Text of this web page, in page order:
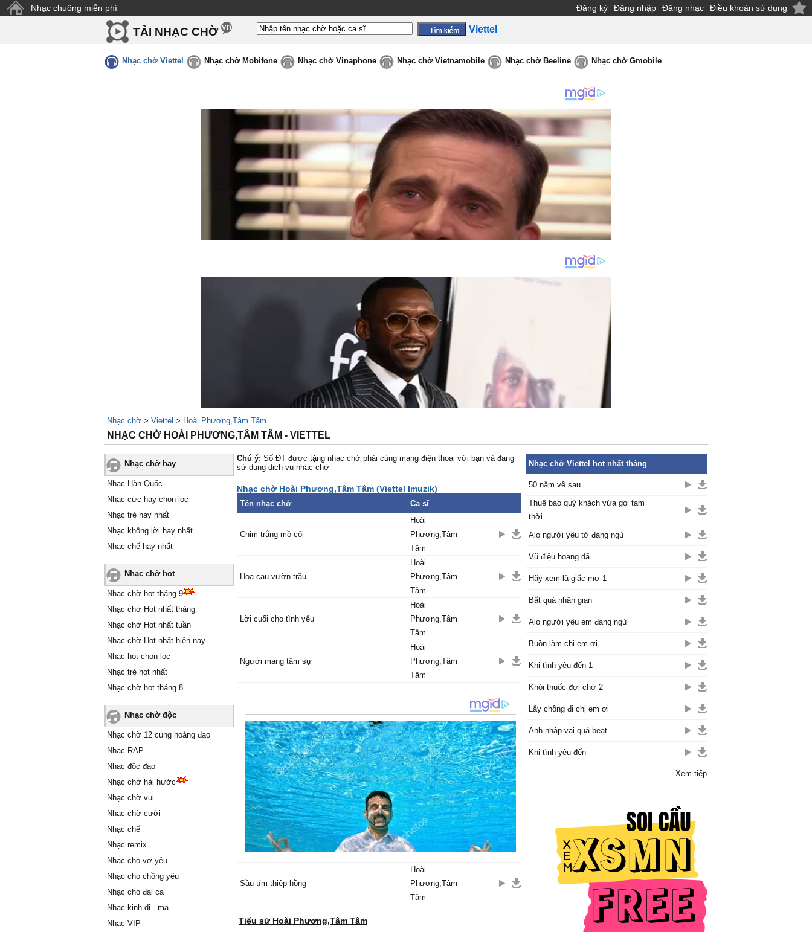
Nhạc chuông miễn phí Đăng ký Đăng nhập Đăng nhạc Điều khoản sử dụng
TẢI NHẠC CHỜ Viettel
Nhạc chờ Viettel Nhạc chờ Mobifone Nhạc chờ Vinaphone Nhạc chờ Vietnamobile Nhạc chờ Beeline Nhạc chờ Gmobile
Nhạc chờ > Viettel > Hoài Phương,Tâm Tâm
NHẠC CHỜ HOÀI PHƯƠNG,TÂM TÂM - VIETTEL
Nhạc chờ hay
Nhạc Hàn Quốc
Nhạc cực hay chọn lọc
Nhạc trẻ hay nhất
Nhạc không lời hay nhất
Nhạc chế hay nhất
Nhạc chờ hot
Nhạc chờ hot tháng 9
Nhạc chờ Hot nhất tháng
Nhạc chờ Hot nhất tuần
Nhạc chờ Hot nhất hiện nay
Nhạc hot chọn lọc
Nhạc trẻ hot nhất
Nhạc chờ hot tháng 8
Nhạc chờ độc
Nhạc chờ 12 cung hoàng đạo
Nhạc RAP
Nhạc độc đáo
Nhạc chờ hài hước
Nhạc chờ vui
Nhạc chờ cười
Nhạc chế
Nhạc remix
Nhạc cho vợ yêu
Nhạc cho chồng yêu
Nhạc cho đại ca
Nhạc kinh dị - ma
Nhạc VIP
Chú ý: Số ĐT được tặng nhạc chờ phải cùng mạng điện thoại với bạn và đang
sử dụng dịch vụ nhạc chờ
Nhạc chờ Hoài Phương,Tâm Tâm (Viettel Imuzik)
Tên nhạc chờ Ca sĩ
Chim trắng mồ côi
Hoài
Phương,Tâm
Tâm
Hoa cau vườn trầu
Hoài
Phương,Tâm
Tâm
Lời cuối cho tình yêu
Hoài
Phương,Tâm
Tâm
Người mang tâm sự
Hoài
Phương,Tâm
Tâm
Sầu tím thiệp hồng
Hoài
Phương,Tâm
Tâm
Tiểu sử Hoài Phương,Tâm Tâm
Nhạc chờ Viettel hot nhất tháng
50 năm về sau
Thuê bao quý khách vừa gọi tạm
thời...
Alo người yêu tớ đang ngủ
Vũ điệu hoang dã
Hãy xem là giấc mơ 1
Bất quá nhân gian
Alo người yêu em đang ngủ
Buồn làm chi em ơi
Khi tình yêu đến 1
Khói thuốc đợi chờ 2
Lấy chồng đi chị em ơi
Anh nhập vai quá beat
Khi tình yêu đến
Xem tiếp